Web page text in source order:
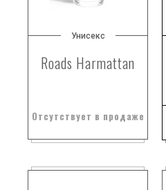
Унисекс
Roads Harmattan
Отсутствует в продаже